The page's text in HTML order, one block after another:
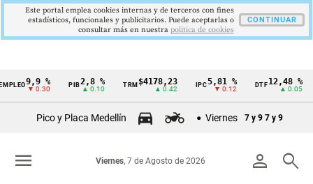
Cintillo
Colombia
9,9 %
▼ 0.30
PIB2,8 %
▲ 0.10
TRM$4178,23
▲ 0.42
5,81 %
▼ 0.12
DTF12,48 %
▲ 0.05
Pico y Placa Medellín Viernes 7 y 9 7 y 9
person search
Viernes, 7 de Agosto de 2026
menu
Este portal emplea cookies internas y de terceros con fines
estadísticos, funcionales y publicitarios. Puede aceptarlas o
consultar más en nuestra politica de cookies
CONTINUAR